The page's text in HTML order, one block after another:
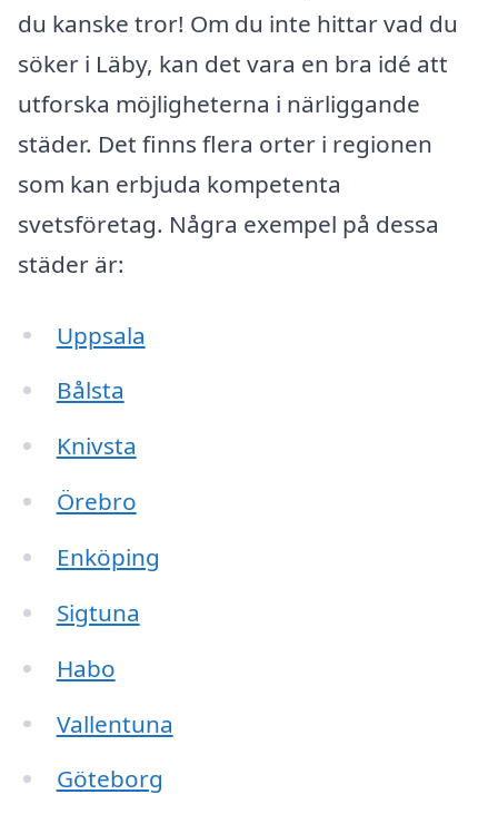
du kanske tror! Om du inte hittar vad du
söker i Läby, kan det vara en bra idé att
utforska möjligheterna i närliggande
städer. Det finns flera orter i regionen
som kan erbjuda kompetenta
svetsföretag. Några exempel på dessa
städer är:
Uppsala
Bålsta
Knivsta
Örebro
Enköping
Sigtuna
Habo
Vallentuna
Göteborg